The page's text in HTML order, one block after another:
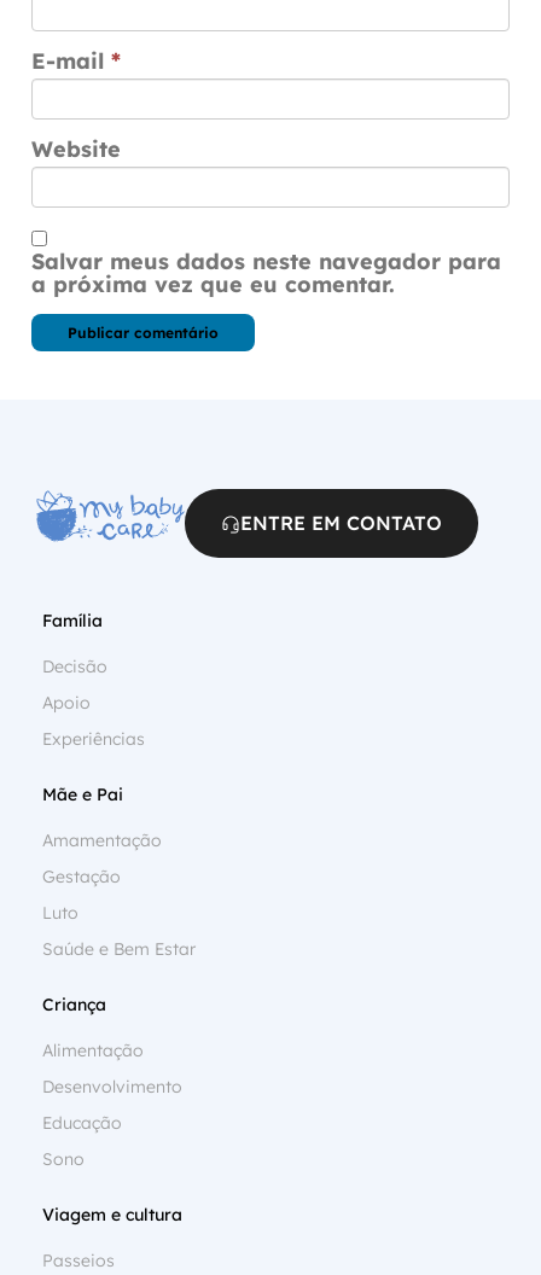
E-mail *
Website
Salvar meus dados neste navegador para
a próxima vez que eu comentar.
ENTRE EM CONTATO
Família
Decisão
Apoio
Experiências
Mãe e Pai
Amamentação
Gestação
Luto
Saúde e Bem Estar
Criança
Alimentação
Desenvolvimento
Educação
Sono
Viagem e cultura
Passeios